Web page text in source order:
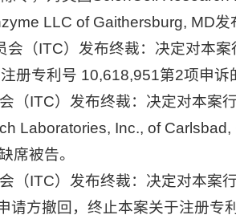
LLC of Gaithersburg, MD发
ITC）发布终裁：决定对本案
册专利号 10,618,951第2项申诉
ITC）发布终裁：决定对本案
Laboratories, Inc., of
席被告。
ITC）发布终裁：决定对本案
请方撤回，终止本案关于注册